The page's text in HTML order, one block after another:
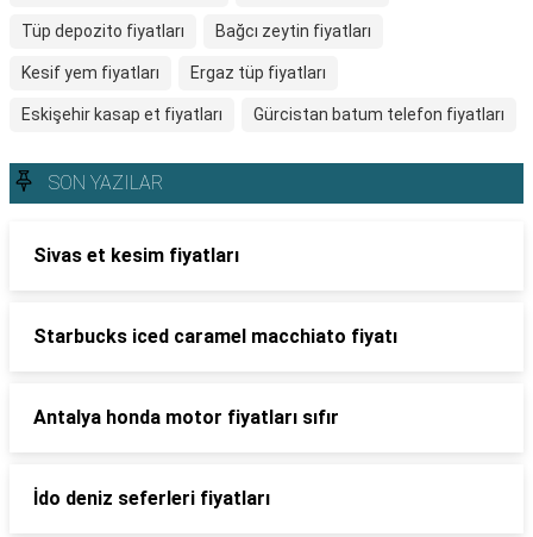
Tüp depozito fiyatları Bağcı zeytin fiyatları
Kesif yem fiyatları Ergaz tüp fiyatları
Eskişehir kasap et fiyatları Gürcistan batum telefon fiyatları
SON YAZILAR
Sivas et kesim fiyatları
Starbucks iced caramel macchiato fiyatı
Antalya honda motor fiyatları sıfır
İdo deniz seferleri fiyatları